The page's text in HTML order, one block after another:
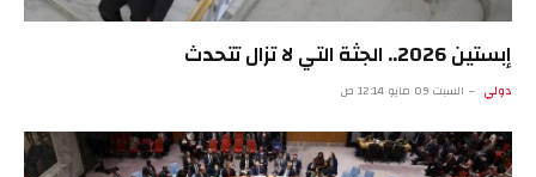
إبستين 2026.. الجثة التي لا تزال تتحدث
دولي السبت 09 مايو 12:14 ص